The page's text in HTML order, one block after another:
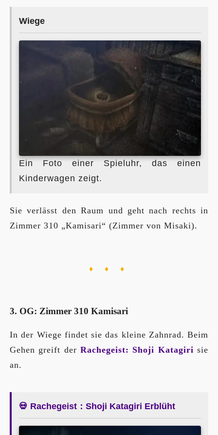
Wiege
Ein Foto einer Spieluhr, das einen
Kinderwagen zeigt.
Sie verlässt den Raum und geht nach rechts in
Zimmer 310 „Kamisari“ (Zimmer von Misaki).
♦ ♦ ♦
3. OG: Zimmer 310 Kamisari
In der Wiege findet sie das kleine Zahnrad. Beim
Gehen greift der Rachegeist: Shoji Katagiri sie
an.
💀 Rachegeist：Shoji Katagiri Erblüht